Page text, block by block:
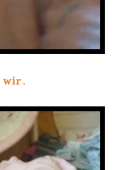
wir.